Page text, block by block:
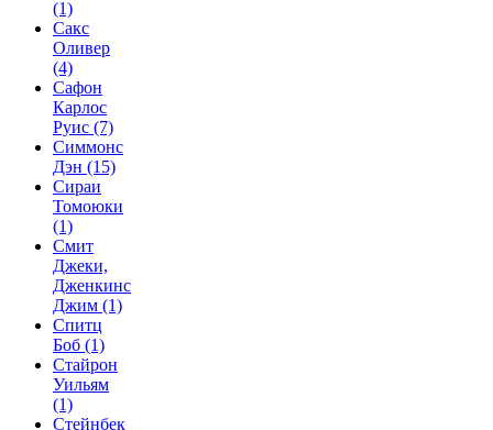
(1)
Сакс
Оливер
(4)
Сафон
Карлос
Руис (7)
Симмонс
Дэн (15)
Сираи
Томоюки
(1)
Смит
Джеки,
Дженкинс
Джим (1)
Спитц
Боб (1)
Стайрон
Уильям
(1)
Стейнбек